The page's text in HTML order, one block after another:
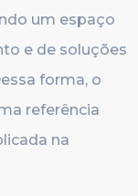
um espaço
e de soluções
forma, o
referência
na